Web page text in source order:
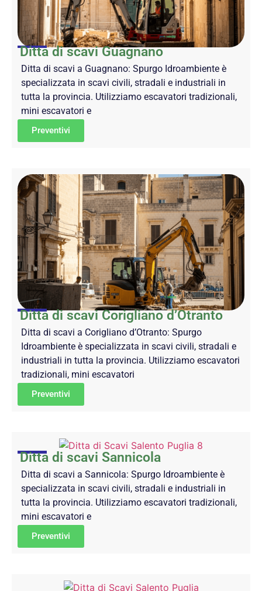
Ditta di scavi Guagnano
Ditta di scavi a Guagnano: Spurgo Idroambiente è
specializzata in scavi civili, stradali e industriali in
tutta la provincia. Utilizziamo escavatori tradizionali,
mini escavatori e
Preventivi
Ditta di scavi Corigliano d’Otranto
Ditta di scavi a Corigliano d’Otranto: Spurgo
Idroambiente è specializzata in scavi civili, stradali e
industriali in tutta la provincia. Utilizziamo escavatori
tradizionali, mini escavatori
Preventivi
Ditta di scavi Sannicola
Ditta di scavi a Sannicola: Spurgo Idroambiente è
specializzata in scavi civili, stradali e industriali in
tutta la provincia. Utilizziamo escavatori tradizionali,
mini escavatori e
Preventivi